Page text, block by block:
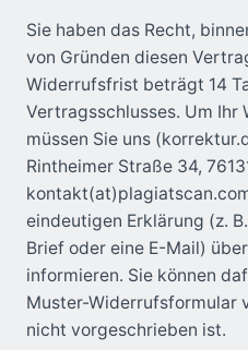
Sie haben das Recht,
von Gründen diesen
Widerrufsfrist beträgt 14
Vertragsschlusses. Um Ihr
müssen Sie uns
Rintheimer Straße 34,
eindeutigen Erklärung (z.
Brief oder eine E-Mail)
informieren. Sie können
Muster-Widerrufsformular
nicht vorgeschrieben ist.